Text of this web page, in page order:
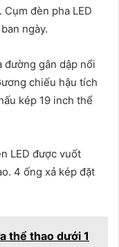
đèn pha LED
ngày.
đường gân dập nổi
chiếu hậu tích
kép 19 inch thể
LED được vuốt
4 ống xả kép đặt
thể thao dưới 1